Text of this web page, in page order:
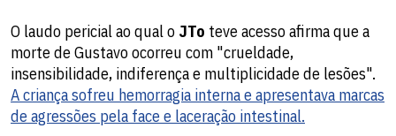
O laudo pericial ao qual o JTo teve acesso afirma que a
morte de Gustavo ocorreu com "crueldade,
insensibilidade, indiferença e multiplicidade de lesões".
A criança sofreu hemorragia interna e apresentava marcas
de agressões pela face e laceração intestinal.